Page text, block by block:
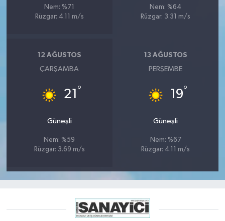
Nem: %71
Rüzgar: 4.11 m/s
Nem: %64
Rüzgar: 3.31 m/s
12 AĞUSTOS
ÇARŞAMBA
21 °
Güneşli
Nem: %59
Rüzgar: 3.69 m/s
13 AĞUSTOS
PERŞEMBE
19°
Güneşli
Nem: %67
Rüzgar: 4.11 m/s